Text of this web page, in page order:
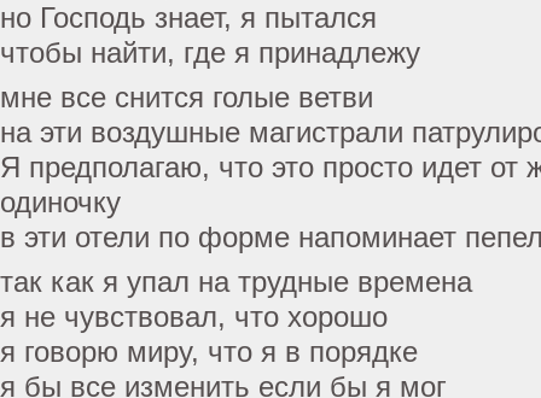
но Господь знает, я пытался
чтобы найти, где я принадлежу
мне все снится голые ветви
на эти воздушные магистрали
Я предполагаю, что это просто идет от
одиночку
в эти отели по форме напоминает
так как я упал на трудные времена
я не чувствовал, что хорошо
я говорю миру, что я в порядке
я бы все изменить если бы я мог